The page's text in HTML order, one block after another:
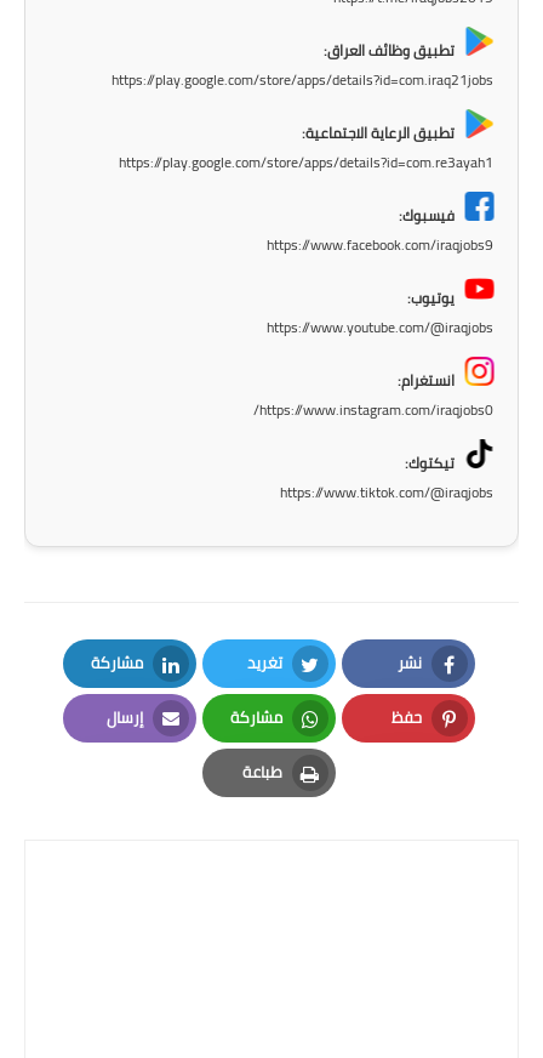
المرحلة المتوسطة
صحة وطب
العامة
تطبيق وظائف العراق:
https://play.google.com/store/apps/details?id=com.iraq21jobs
تطبيق الرعاية الاجتماعية:
https://play.google.com/store/apps/details?id=com.re3ayah1
فيسبوك:
https://www.facebook.com/iraqjobs9
يوتيوب:
https://www.youtube.com/@iraqjobs
انستغرام:
https://www.instagram.com/iraqjobs0/
تيكتوك:
https://www.tiktok.com/@iraqjobs
نشر
Facebook
تغريد
Twitter
مشاركة
LinkedIn
حفظ
Pinterest
مشاركة
Whatsapp
إرسال
Email
طباعة
Print